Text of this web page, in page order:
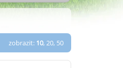
zobrazit: 10, 20, 50